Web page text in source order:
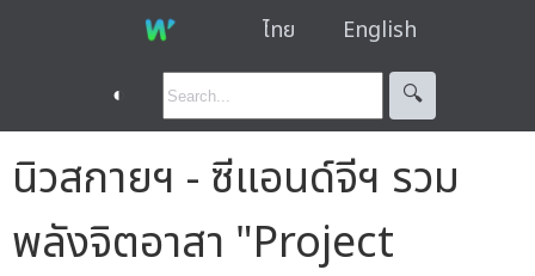
ไทย English
◐ 🔍︎
นิวสกายฯ - ซีแอนด์จีฯ รวม
พลังจิตอาสา "Project